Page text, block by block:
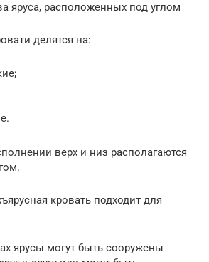
яруса, расположенных под углом
делятся на:
верх и низ располагаются
кровать подходит для
ярусы могут быть сооружены